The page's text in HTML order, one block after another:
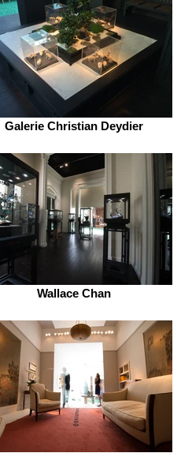
Galerie Christian Deydier
Wallace Chan